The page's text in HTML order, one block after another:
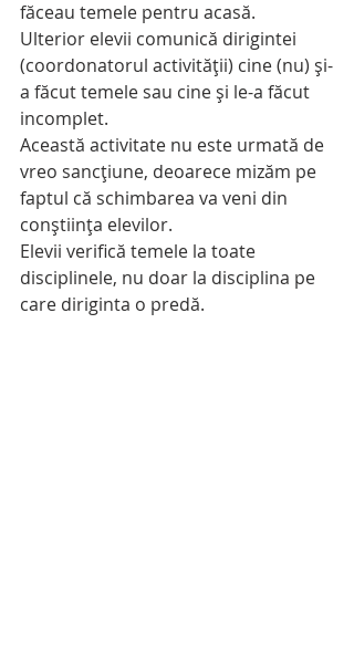
făceau temele pentru acasă.
Ulterior elevii comunică dirigintei
(coordonatorul activității) cine (nu) și-
a făcut temele sau cine și le-a făcut
incomplet.
Această activitate nu este urmată de
vreo sancțiune, deoarece mizăm pe
faptul că schimbarea va veni din
conștiința elevilor.
Elevii verifică temele la toate
disciplinele, nu doar la disciplina pe
care diriginta o predă.